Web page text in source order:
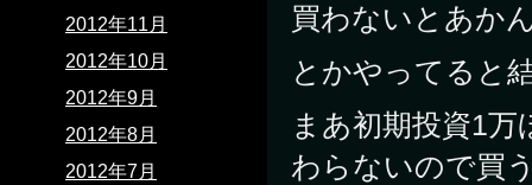
買わないとあか
とかやってると
まあ初期投資1
わらないので買
2012年11月
2012年10月
2012年9月
2012年8月
2012年7月